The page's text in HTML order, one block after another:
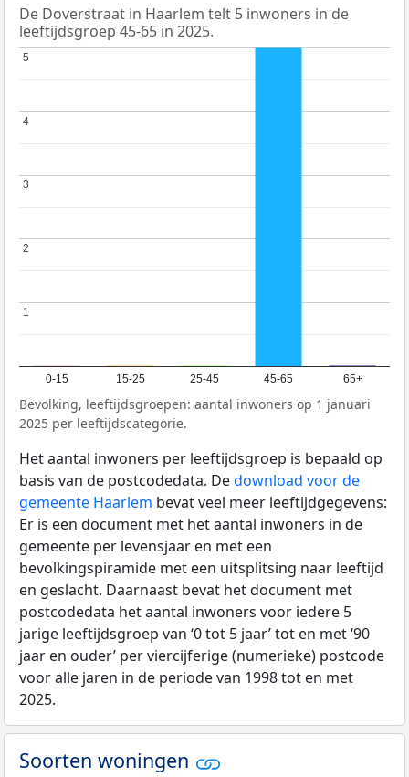
De Doverstraat in Haarlem telt 5 inwoners in de
leeftijdsgroep 45-65 in 2025.
0-15 15-25 25-45 45-65 65+
1
1
2
2
3
3
4
4
5
5
Bevolking, leeftijdsgroepen: aantal inwoners op 1 januari
2025 per leeftijdscategorie.
Het aantal inwoners per leeftijdsgroep is bepaald op
basis van de postcodedata. Dedownload voor de
gemeente Haarlem bevat veel meer leeftijdgegevens:
Er is een document met het aantal inwoners in de
gemeente per levensjaar en met een
bevolkingspiramide met een uitsplitsing naar leeftijd
en geslacht. Daarnaast bevat het document met
postcodedata het aantal inwoners voor iedere 5
jarige leeftijdsgroep van ‘0 tot 5 jaar’ tot en met ‘90
jaar en ouder’ per viercijferige (numerieke) postcode
voor alle jaren in de periode van 1998 tot en met
2025.
Soorten woningen